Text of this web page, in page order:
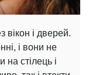
вікон і дверей.
і вони не
на стілець і